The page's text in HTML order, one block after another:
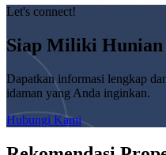
Let's connect!
Siap Miliki Hunian
Dapatkan informasi lengkap
idaman yang Anda inginkan.
Hubungi Kami